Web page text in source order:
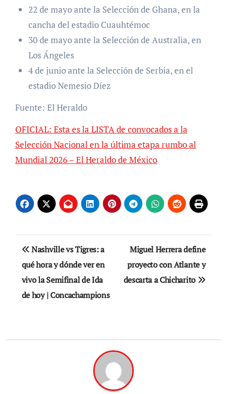
22 de mayo ante la Selección de Ghana, en la
cancha del estadio Cuauhtémoc
30 de mayo ante la Selección de Australia, en
Los Ángeles
4 de junio ante la Selección de Serbia, en el
estadio Nemesio Díez
Fuente: El Heraldo
OFICIAL: Esta es la LISTA de convocados a la
Selección Nacional en la última etapa rumbo al
Mundial 2026 – El Heraldo de México
Navegación
de
entradas
Nashville vs Tigres: a
qué hora y dónde ver en
vivo la Semifinal de Ida
de hoy | Concachampions
Miguel Herrera define
proyecto con Atlante y
descarta a Chicharito